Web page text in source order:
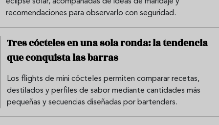
recomendaciones para observarlo con seguridad.
Tres cócteles en una sola ronda: la tendencia
que conquista las barras
Los flights de mini cócteles permiten comparar recetas,
destilados y perfiles de sabor mediante cantidades más
pequeñas y secuencias diseñadas por bartenders.